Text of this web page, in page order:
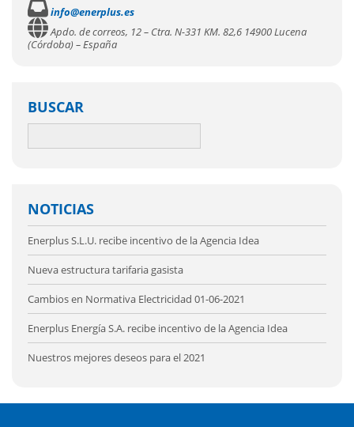
info@enerplus.es
Apdo. de correos, 12 – Ctra. N-331 KM. 82,6 14900 Lucena
(Córdoba) – España
BUSCAR
NOTICIAS
Enerplus S.L.U. recibe incentivo de la Agencia Idea
Nueva estructura tarifaria gasista
Cambios en Normativa Electricidad 01-06-2021
Enerplus Energía S.A. recibe incentivo de la Agencia Idea
Nuestros mejores deseos para el 2021